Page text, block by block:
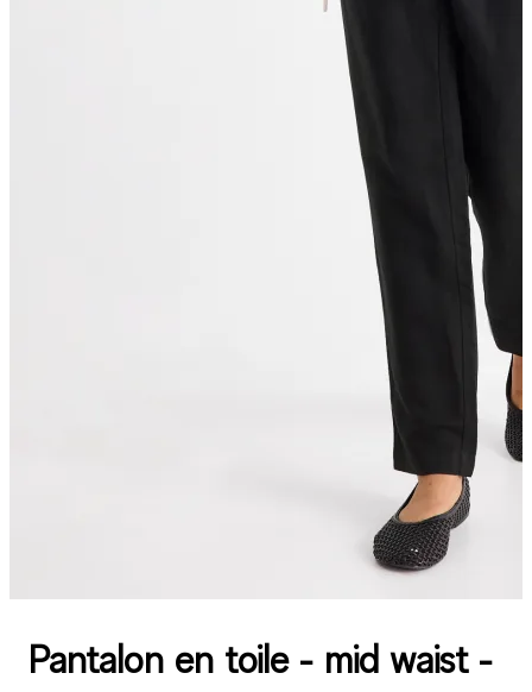
Pantalon en toile - mid waist -